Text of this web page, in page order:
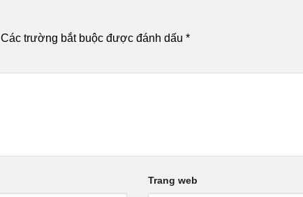
Các trường bắt buộc được đánh dấu *
Trang web